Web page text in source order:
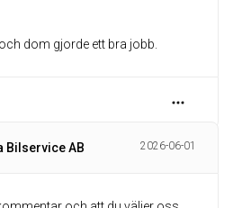
dom gjorde ett bra jobb.
Bilservice AB 2026-06-01